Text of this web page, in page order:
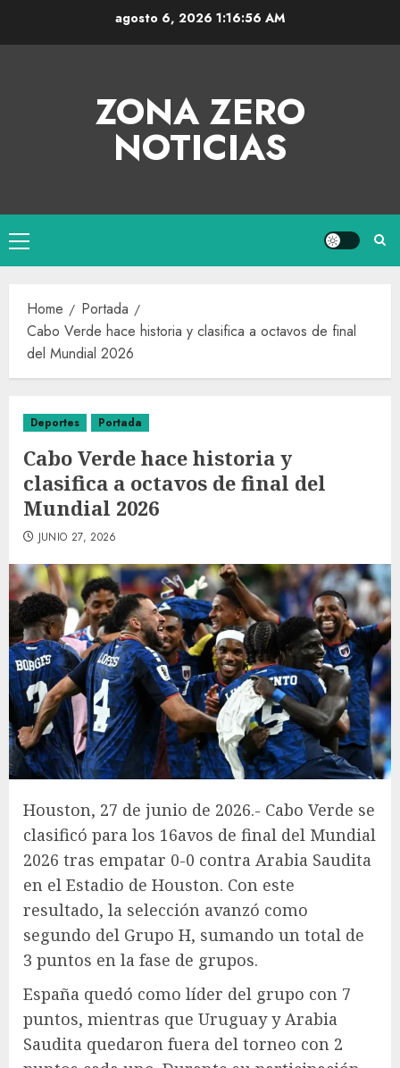
agosto 6, 20261:16:57 AM
ZONA ZERO
NOTICIAS
Home
Portada
Cabo Verde hace historia y clasifica a octavos de final
del Mundial 2026
Deportes Portada
Cabo Verde hace historia y
clasifica a octavos de final del
Mundial 2026
JUNIO 27, 2026
Houston, 27 de junio de 2026.- Cabo Verde se
clasificó para los 16avos de final del Mundial
2026 tras empatar 0-0 contra Arabia Saudita
en el Estadio de Houston. Con este
resultado, la selección avanzó como
segundo del Grupo H, sumando un total de
3 puntos en la fase de grupos.
España quedó como líder del grupo con 7
puntos, mientras que Uruguay y Arabia
Saudita quedaron fuera del torneo con 2